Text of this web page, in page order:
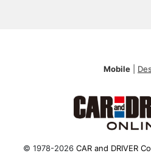
Mobile
© 1978-2026 CAR and DRIVER